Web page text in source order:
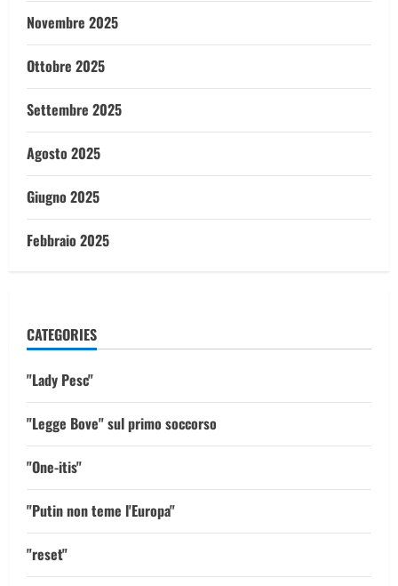
Novembre 2025
Ottobre 2025
Settembre 2025
Agosto 2025
Giugno 2025
Febbraio 2025
CATEGORIES
"Lady Pesc"
"Legge Bove" sul primo soccorso
"One-itis"
"Putin non teme l'Europa"
"reset"